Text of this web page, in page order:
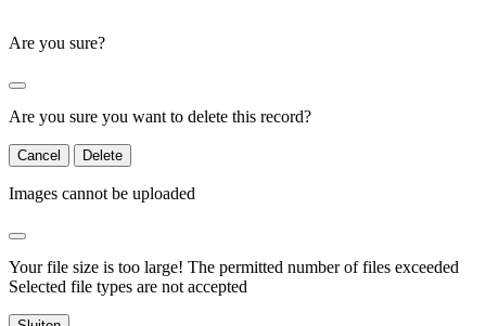
Are you sure?
Are you sure you want to delete this record?
Cancel Delete
Images cannot be uploaded
Your file size is too large! The permitted number of files exceeded
Selected file types are not accepted